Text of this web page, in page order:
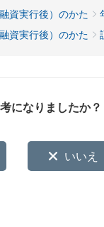
資実行後）のかた
資実行後）のかた
になりましたか？
いいえ